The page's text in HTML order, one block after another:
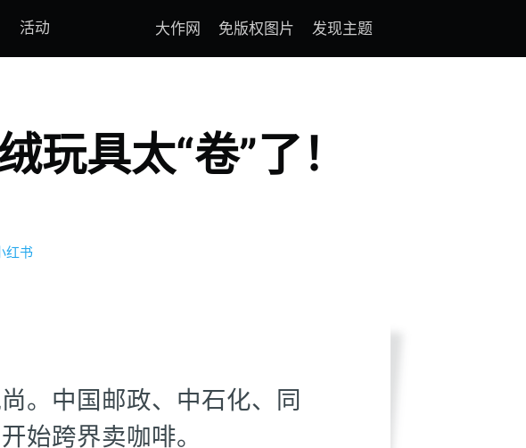
活动 大作网 免版权图片 发现主题
玩具太“卷”了！
红书
。中国邮政、中石化、同
始跨界卖咖啡。